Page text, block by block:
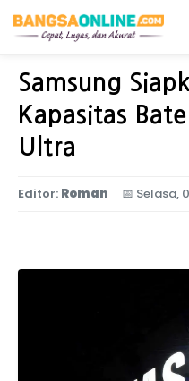
Home Teknologi
Samsung
Kapasitas
Ultra
Editor: Roman 📅 Selasa,